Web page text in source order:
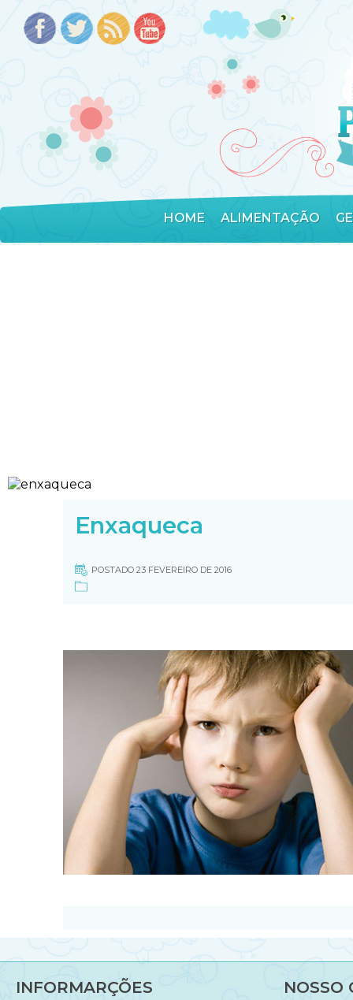
HOME ALIMENTAÇÃO
Enxaqueca
POSTADO 23 FEVEREIRO DE 2016
INFORMARÇÕES NOSSO